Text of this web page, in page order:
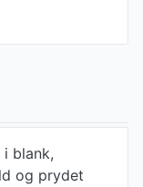
blank,
og prydet